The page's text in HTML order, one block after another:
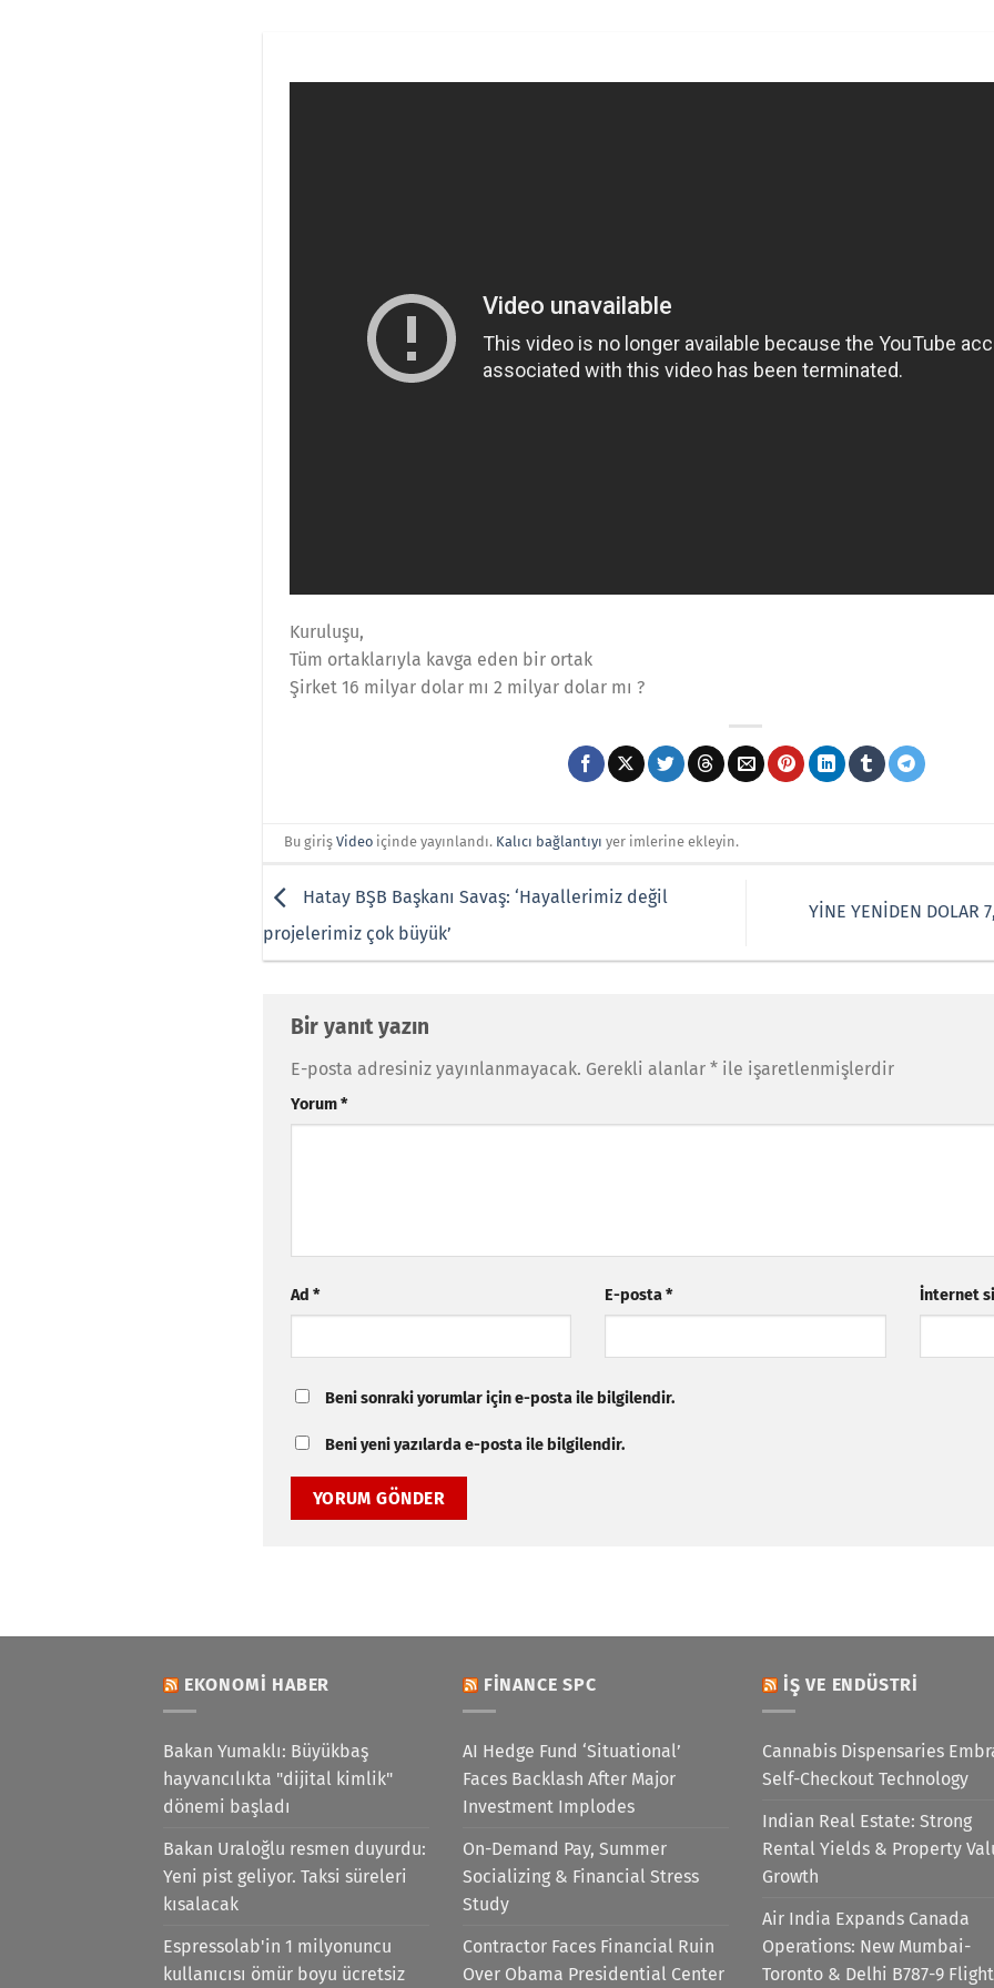
Kuruluşu,
Tüm ortaklarıyla kavga eden bir ortak
Şirket 16 milyar dolar mı 2 milyar dolar mı ?
Bu girişVideo içinde yayınlandı. Kalıcı bağlantıyı yer imlerine ekleyin.
Hatay BŞB Başkanı Savaş: ‘Hayallerimiz değil
projelerimiz çok büyük’
YİNE YENİDEN DOLAR
Bir yanıt yazın
E-posta adresiniz yayınlanmayacak. Gerekli alanlar * ile işaretlenmişlerdir
Yorum*
Ad * E-posta* İnternet
Beni sonraki yorumlar için e-posta ile bilgilendir.
Beni yeni yazılarda e-posta ile bilgilendir.
EKONOMI HABER
Bakan Yumaklı: Büyükbaş
hayvancılıkta "dijital kimlik"
dönemi başladı
Bakan Uraloğlu resmen duyurdu:
Yeni pist geliyor. Taksi süreleri
kısalacak
Espressolab'in 1 milyonuncu
kullanıcısı ömür boyu ücretsiz
FINANCE SPC
AI Hedge Fund ‘Situational’
Faces Backlash After Major
Investment Implodes
On-Demand Pay, Summer
Socializing & Financial Stress
Study
Contractor Faces Financial Ruin
Over Obama Presidential Center
İŞ VE ENDÜSTRI
Cannabis Dispensaries
Self-Checkout Technology
Indian Real Estate: Strong
Rental Yields & Property
Growth
Air India Expands Canada
Operations: New Mumbai-
Toronto & Delhi B787-9